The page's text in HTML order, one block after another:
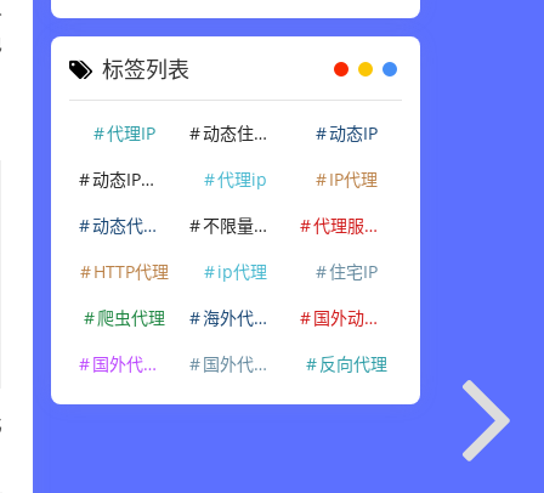
钱才合适
场景下谁最稳
标签列表
代理IP 动态住宅IP
动态IP
动态IP代理
代理ip
IP代理
动态代理IP
不限量代理IP
代理服务器
HTTP代理
ip代理
住宅IP
爬虫代理
海外代理ip
国外动态IP
国外代理IP
国外代理ip 反向代理